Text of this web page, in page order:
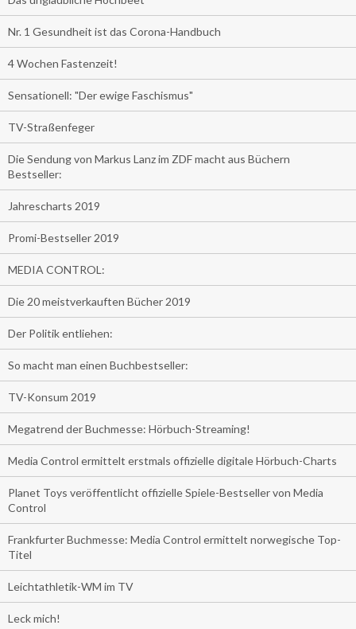
Nr. 1 Gesundheit ist das Corona-Handbuch
4 Wochen Fastenzeit!
Sensationell: "Der ewige Faschismus"
TV-Straßenfeger
Die Sendung von Markus Lanz im ZDF macht aus Büchern
Bestseller:
Jahrescharts 2019
Promi-Bestseller 2019
MEDIA CONTROL:
Die 20 meistverkauften Bücher 2019
Der Politik entliehen:
So macht man einen Buchbestseller:
TV-Konsum 2019
Megatrend der Buchmesse: Hörbuch-Streaming!
Media Control ermittelt erstmals offizielle digitale Hörbuch-Charts
Planet Toys veröffentlicht offizielle Spiele-Bestseller von Media
Control
Frankfurter Buchmesse: Media Control ermittelt norwegische Top-
Titel
Leichtathletik-WM im TV
Leck mich!